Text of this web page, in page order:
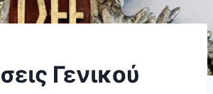
Γενικού